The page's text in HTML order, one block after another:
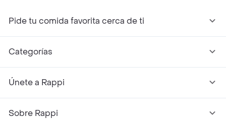
Pide tu comida favorita cerca de ti
Categorías
Únete a Rappi
Sobre Rappi